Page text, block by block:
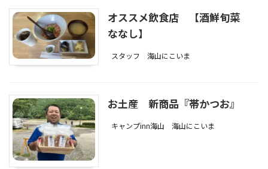
オススメ飲食店 【酒鮮旬菜
ななし】
スタッフ 海山にこいま
お土産 新商品『帯かつお』
キャンプinn海山 海山にこいま